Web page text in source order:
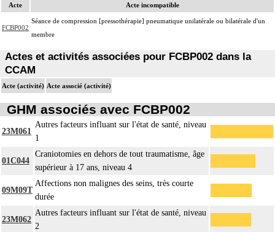
Acte Acte incompatible
FCBP002
Séance de compression [pressothérapie] pneumatique unilatérale ou bilatérale d'un
membre
Actes et activités associées pour FCBP002 dans la
CCAM
Acte (activité) Acte associé (activité)
GHM associés avec FCBP002
23M061
Autres facteurs influant sur l'état de santé, niveau
1
01C044
Craniotomies en dehors de tout traumatisme, âge
supérieur à 17 ans, niveau 4
09M09T
Affections non malignes des seins, très courte
durée
23M062
Autres facteurs influant sur l'état de santé, niveau
2